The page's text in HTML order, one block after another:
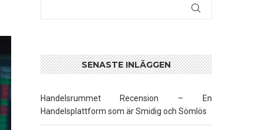
SENASTE INLÄGGEN
Handelsrummet Recension – En
Handelsplattform som är Smidig och Sömlös